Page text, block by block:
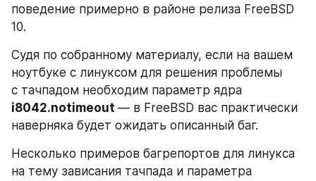
поведение примерно в районе релиза FreeBSD
10.
Судя по собранному материалу, если на вашем
ноутбуке с линуксом для решения проблемы
i8042.notimeout — в FreeBSD вас практически
наверняка будет ожидать описанный баг.
Несколько примеров багрепортов для линукса
на тему зависания тачпада и параметра